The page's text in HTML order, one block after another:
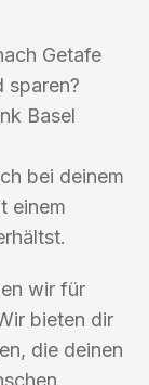
Getafe
sparen?
Basel
bei deinem
einem
wir für
bieten dir
die deinen